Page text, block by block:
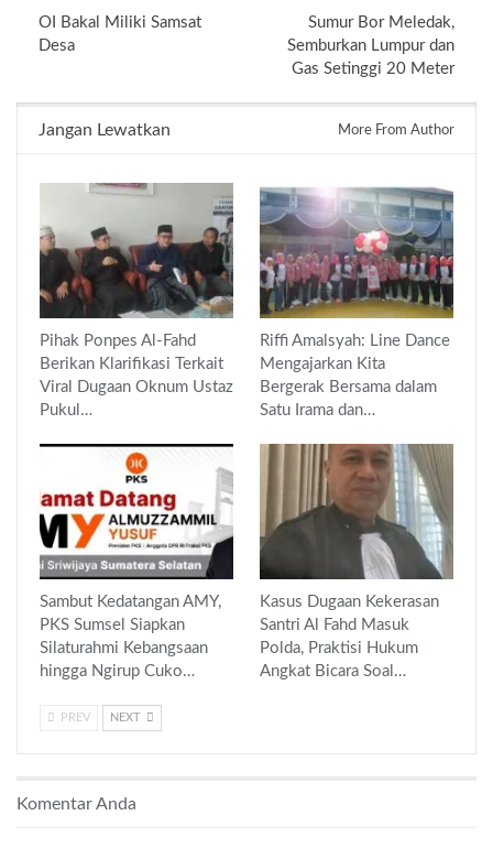
OI Bakal Miliki Samsat
Desa
Sumur Bor Meledak,
Semburkan Lumpur dan
Gas Setinggi 20 Meter
Jangan Lewatkan More From Author
Pihak Ponpes Al-Fahd
Berikan Klarifikasi Terkait
Viral Dugaan Oknum Ustaz
Pukul…
Riffi Amalsyah: Line Dance
Mengajarkan Kita
Bergerak Bersama dalam
Satu Irama dan…
Sambut Kedatangan AMY,
PKS Sumsel Siapkan
Silaturahmi Kebangsaan
hingga Ngirup Cuko…
Kasus Dugaan Kekerasan
Santri Al Fahd Masuk
Polda, Praktisi Hukum
Angkat Bicara Soal…
PREV NEXT
Komentar Anda